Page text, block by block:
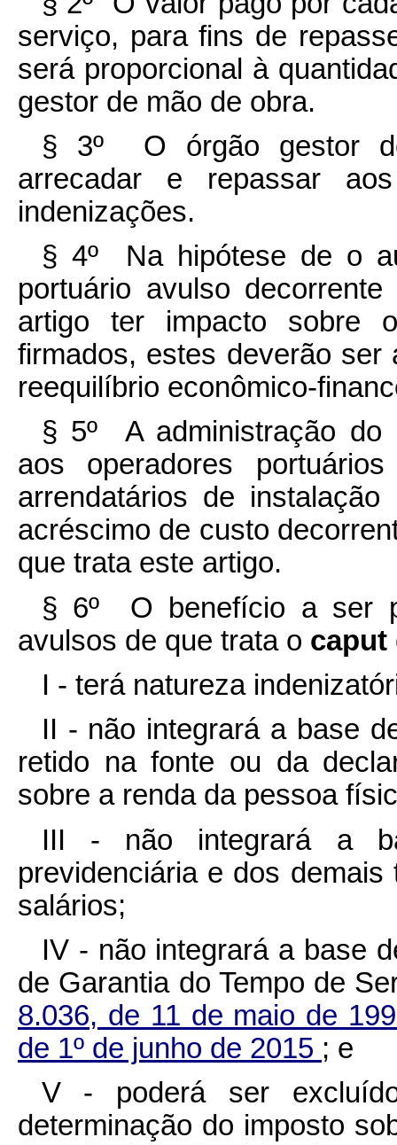
serviço, para fins de
será proporcional à
gestor de mão de obra.
§ 3º O órgão gestor
arrecadar e repassar
indenizações.
§ 4º Na hipótese de o
portuário avulso
artigo ter impacto sobre
firmados, estes deverão
reequilíbrio econômico-
§ 5º A administração do
aos operadores
arrendatários de
acréscimo de custo
que trata este artigo.
§ 6º O benefício a ser
avulsos de que trata o caput
I - terá natureza
II - não integrará a base
retido na fonte ou da
sobre a renda da pessoa
III - não integrará a
previdenciária e dos
salários;
IV - não integrará a base
de Garantia do Tempo de
8.036, de 11 de maio de
de 1º de junho de 2015 ; e
V - poderá ser
determinação do imposto